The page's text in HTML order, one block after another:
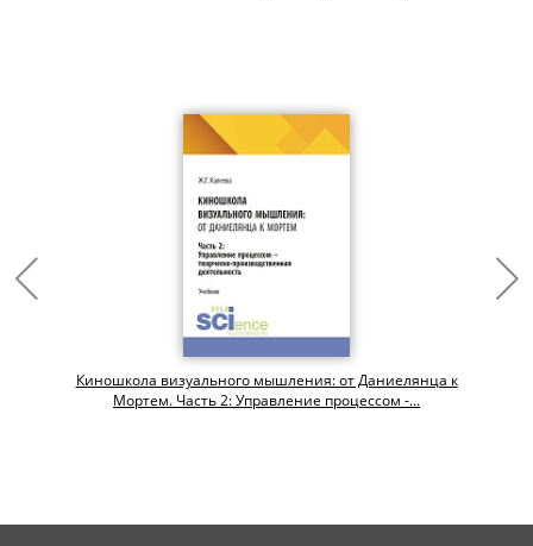
Киношкола визуального мышления: от Даниелянца к
Мортем. Часть 2: Управление процессом -...